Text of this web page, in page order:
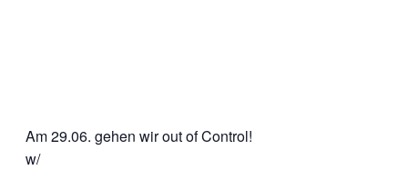
Am 29.06. gehen wir out of Control!
w/